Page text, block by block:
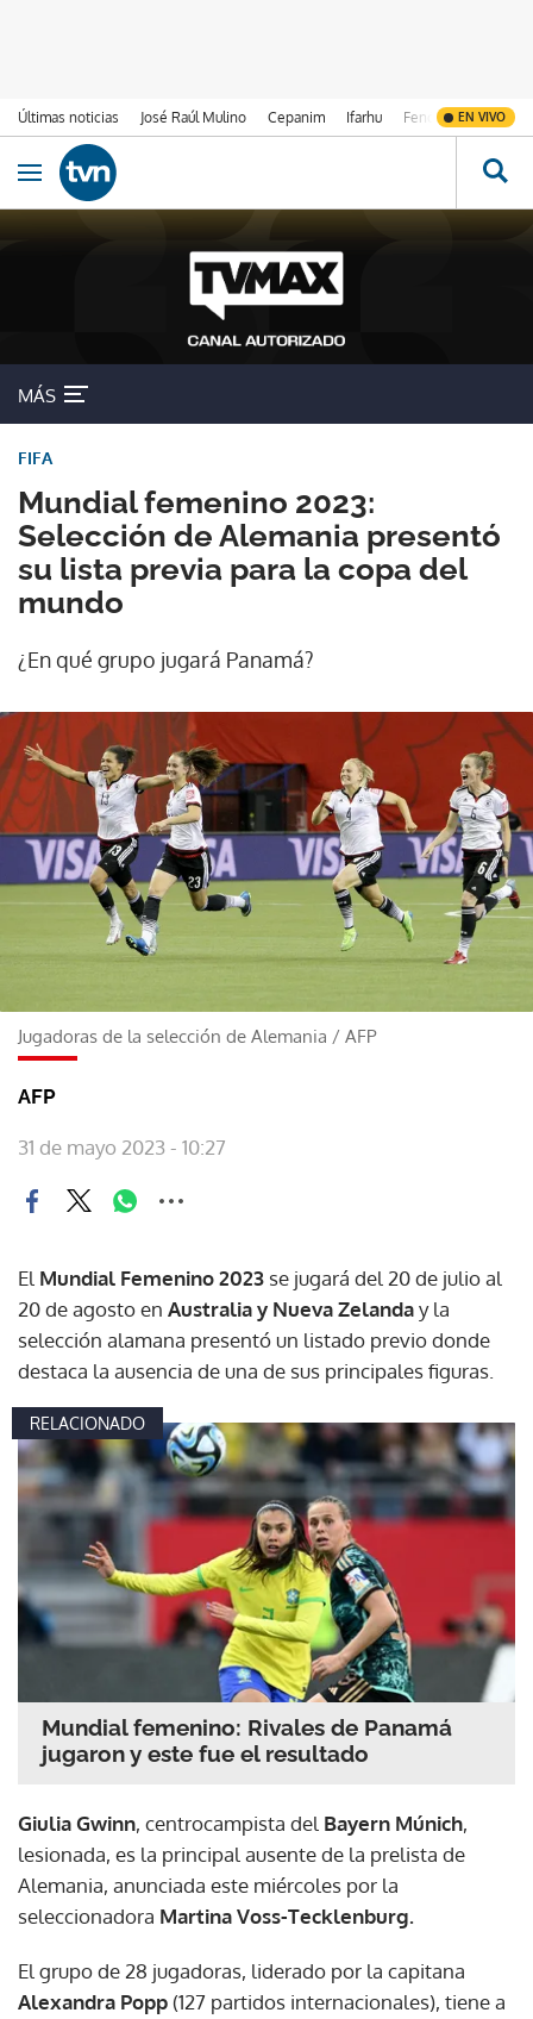
Últimas noticias José Raúl Mulino Cepanim Ifarhu Fenómeno de El
EN VIVO
Ir al contenido
Obrir navegació
MÁS
Mundial femenino 2023:
Selección de Alemania presentó
su lista previa para la copa del
mundo
FIFA
¿En qué grupo jugará Panamá?
Jugadoras de la selección de Alemania / AFP
AFP
31 de mayo 2023 - 10:27
El Mundial Femenino 2023 se jugará del 20 de julio al
20 de agosto en Australia y Nueva Zelanday la
selección alamana presentó un listado previo donde
destaca la ausencia de una de sus principales figuras.
RELACIONADO
Mundial femenino: Rivales de Panamá
jugaron y este fue el resultado
Giulia Gwinn, centrocampista del Bayern Múnich,
lesionada, es la principal ausente de la prelista de
Alemania, anunciada este miércoles por la
seleccionadora Martina Voss-Tecklenburg.
El grupo de 28 jugadoras, liderado por la capitana
Alexandra Popp (127 partidos internacionales), tiene a